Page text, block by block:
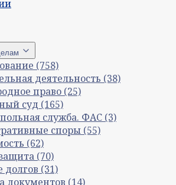
(758)
деятельность (38)
право (25)
суд (165)
служба. ФАС (3)
споры (55)
(62)
(70)
долгов (31)
документов (14)